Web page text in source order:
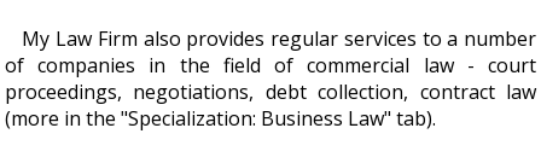
My Law Firm also provides regular services to a number
of companies in the field of commercial law - court
proceedings, negotiations, debt collection, contract law
(more in the "Specialization: Business Law" tab).